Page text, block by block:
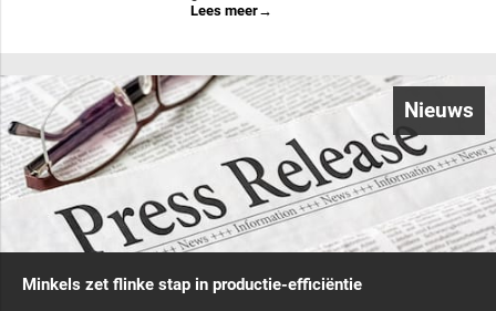
Lees meer
Nieuws
Minkels zet flinke stap in productie-efficiëntie